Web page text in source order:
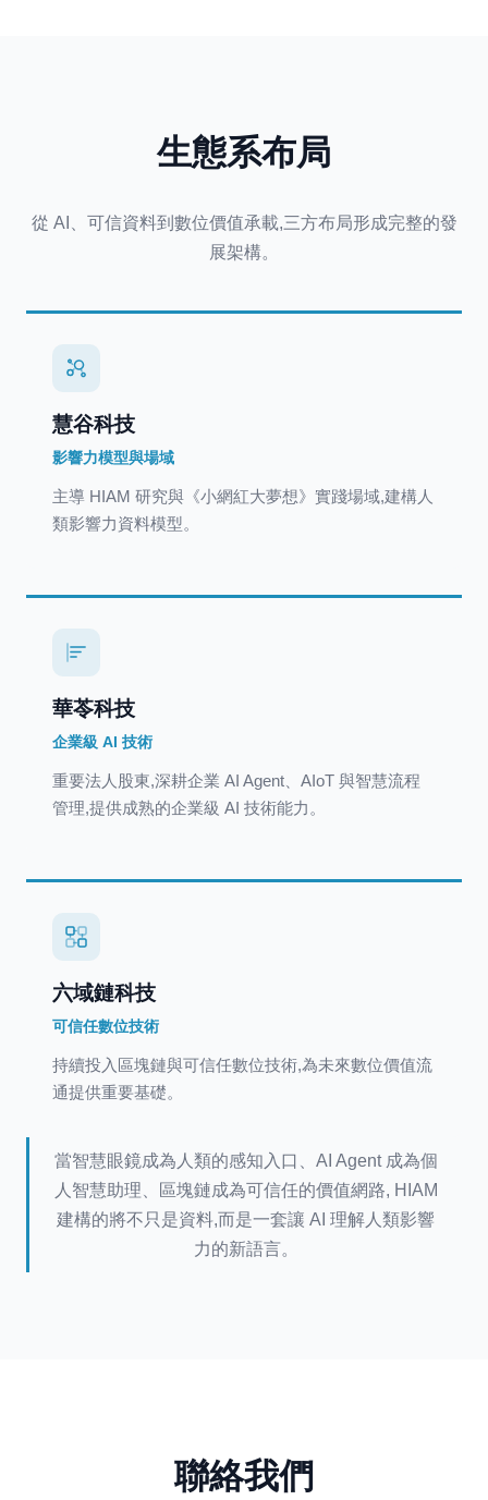
生態系布局
從 AI、可信資料到數位價值承載,三方布局形成完整的發
展架構。
慧谷科技
影響力模型與場域
主導 HIAM 研究與《小網紅大夢想》實踐場域,建構人
類影響力資料模型。
華苓科技
企業級 AI 技術
重要法人股東,深耕企業 AI Agent、AIoT 與智慧流程
管理,提供成熟的企業級 AI 技術能力。
六域鏈科技
可信任數位技術
持續投入區塊鏈與可信任數位技術,為未來數位價值流
通提供重要基礎。
當智慧眼鏡成為人類的感知入口、AI Agent 成為個
人智慧助理、區塊鏈成為可信任的價值網路, HIAM
建構的將不只是資料,而是一套讓 AI 理解人類影響
力的新語言。
聯絡我們